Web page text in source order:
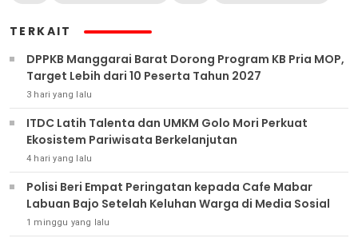
TERKAIT
DPPKB Manggarai Barat Dorong Program KB Pria MOP,
Target Lebih dari 10 Peserta Tahun 2027
3 hari yang lalu
ITDC Latih Talenta dan UMKM Golo Mori Perkuat
Ekosistem Pariwisata Berkelanjutan
4 hari yang lalu
Polisi Beri Empat Peringatan kepada Cafe Mabar
Labuan Bajo Setelah Keluhan Warga di Media Sosial
1 minggu yang lalu